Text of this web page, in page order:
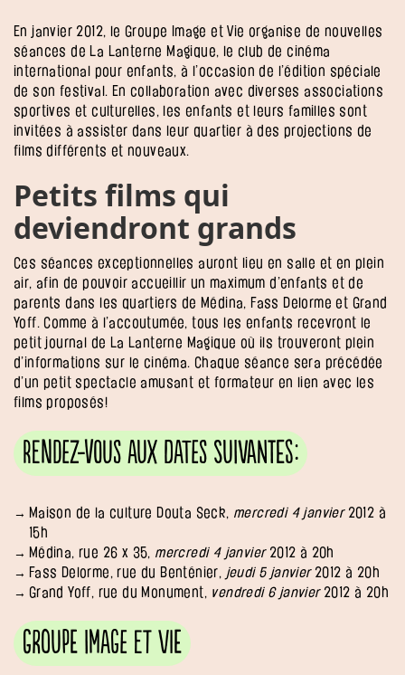
En janvier 2012, le Groupe Image et Vie organise de nouvelles
séances de La Lanterne Magique, le club de cinéma
international pour enfants, à l’occasion de l’édition spéciale
de son festival. En collaboration avec diverses associations
sportives et culturelles, les enfants et leurs familles sont
invitées à assister dans leur quartier à des projections de
films différents et nouveaux.
Petits films qui
deviendront grands
Ces séances exceptionnelles auront lieu en salle et en plein
air, afin de pouvoir accueillir un maximum d’enfants et de
parents dans les quartiers de Médina, Fass Delorme et Grand
Yoff. Comme à l’accoutumée, tous les enfants recevront le
petit journal de La Lanterne Magique où ils trouveront plein
d’informations sur le cinéma. Chaque séance sera précédée
d’un petit spectacle amusant et formateur en lien avec les
films proposés!
Rendez-vous aux dates suivantes:
Maison de la culture Douta Seck, mercredi 4 janvier2012 à
15h
Médina, rue 26 x 35, mercredi 4 janvier2012 à 20h
Fass Delorme, rue du Benténier, jeudi 5 janvier2012 à 20h
Grand Yoff, rue du Monument, vendredi 6 janvier2012 à 20h
Groupe Image et Vie